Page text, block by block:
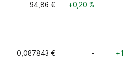
94,86 € +0,20 %
0,087843 € -